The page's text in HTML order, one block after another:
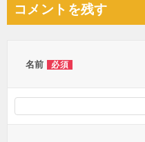
ビ
コメントを残す
名前 必須